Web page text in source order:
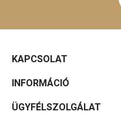
KAPCSOLAT
INFORMÁCIÓ
ÜGYFÉLSZOLGÁLAT